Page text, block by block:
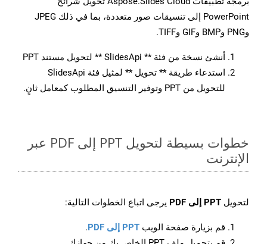
PowerPoint إلى تنسيقات صور متعددة، بما في ذلك JPEG
وPNG وBMP وGIF وTIFF.
أنشئ نسخة من فئة ** SlidesApi ** لتحويل مستند PPT
استدعاء طريقة ** تحويل ** لمثيل فئة SlidesApi
للتحويل من PPT وتوفير التنسيق المطلوب كمعامل ثانٍ.
خطوات بسيطة لتحويل PPT إلى PDF عبر
الإنترنت
لتحويل PPT إلى PDF يرجى اتباع الخطوات التالية:
قم بزيارة صفحة الويب PPT إلى PDF
.